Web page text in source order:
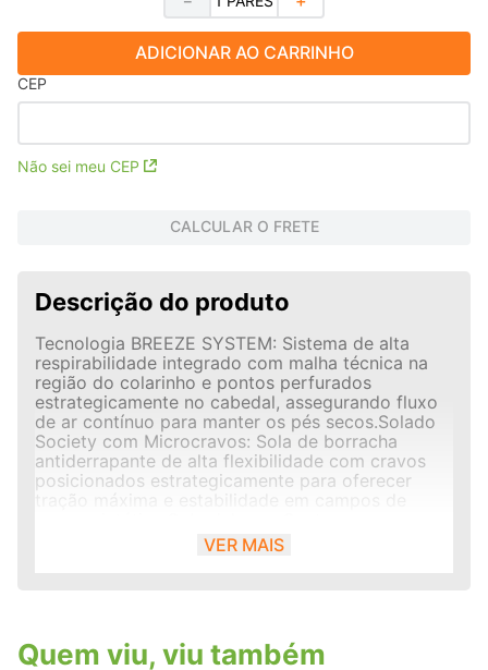
ADICIONAR AO CARRINHO
CEP
Não sei meu CEP
CALCULAR O FRETE
Descrição do produto
Tecnologia BREEZE SYSTEM: Sistema de alta
respirabilidade integrado com malha técnica na
região do colarinho e pontos perfurados
estrategicamente no cabedal, assegurando fluxo
de ar contínuo para manter os pés secos.Solado
Society com Microcravos: Sola de borracha
antiderrapante de alta flexibilidade com cravos
posicionados estrategicamente para oferecer
tração máxima e estabilidade em campos de
Estruturadas: Construído em material sintético
resistente com costuras programadas na parte
na biqueira que aumenta consideravelmente a
vida útil da chuteira contra os desgastes típicos
VER MAIS
Quem viu, viu também